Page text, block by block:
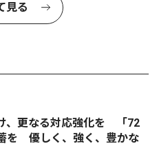
見る
、更なる対応強化を 「72
を 優しく、強く、豊かな